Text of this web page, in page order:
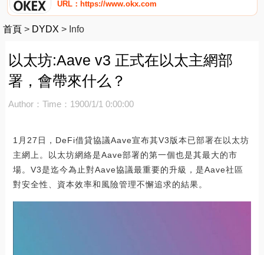
URL：https://www.okx.com
首頁 > DYDX > Info
以太坊:Aave v3 正式在以太主網部
署，會帶來什么？
Author： Time：1900/1/1 0:00:00
1月27日，DeFi借貸協議Aave宣布其V3版本已部署在以太坊
主網上。以太坊網絡是Aave部署的第一個也是其最大的市
場。V3是迄今為止對Aave協議最重要的升級，是Aave社區
對安全性、資本效率和風險管理不懈追求的結果。